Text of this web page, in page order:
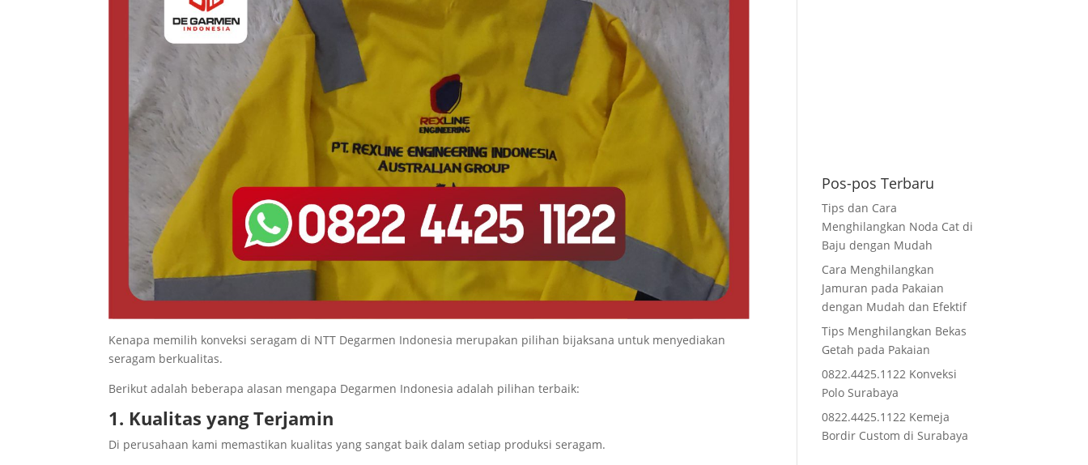
Kenapa memilih konveksi seragam di NTT Degarmen Indonesia merupakan pilihan bijaksana untuk menyediakan
seragam berkualitas.
Berikut adalah beberapa alasan mengapa Degarmen Indonesia adalah pilihan terbaik:
1. Kualitas yang Terjamin
Di perusahaan kami memastikan kualitas yang sangat baik dalam setiap produksi seragam.
Pos-pos Terbaru
Tips dan Cara
Menghilangkan Noda Cat di
Baju dengan Mudah
Cara Menghilangkan
Jamuran pada Pakaian
dengan Mudah dan Efektif
Tips Menghilangkan Bekas
Getah pada Pakaian
0822.4425.1122 Konveksi
Polo Surabaya
0822.4425.1122 Kemeja
Bordir Custom di Surabaya